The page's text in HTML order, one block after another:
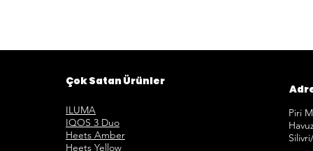
Çok Satan Ürünler
ILUMA
IQOS 3 Duo
Heets Amber
Heets Yellow
Piri